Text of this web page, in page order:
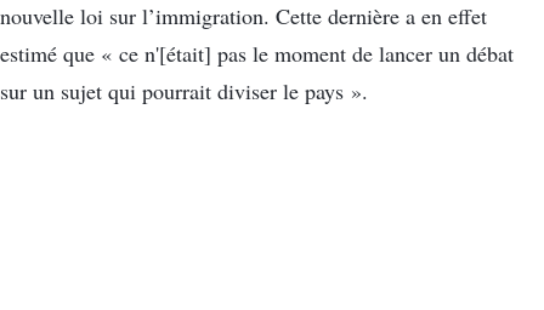
nouvelle loi sur l’immigration. Cette dernière a en effet
estimé que « ce n'[était] pas le moment de lancer un débat
sur un sujet qui pourrait diviser le pays ».